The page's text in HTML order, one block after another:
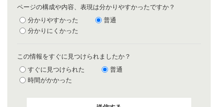
ページの構成や内容、表現は分かりやすかったですか？
分かりやすかった
普通
分かりにくかった
この情報をすぐに見つけられましたか？
すぐに見つけられた
普通
時間がかかった